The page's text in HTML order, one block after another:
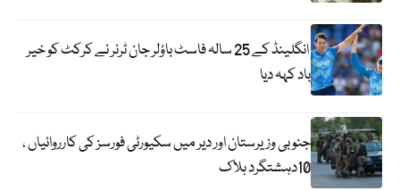
انگلینڈ کے 25 سالہ فاسٹ باؤلر جان ٹرنر نے کرکٹ کو خیر
باد کہہ دیا
جنوبی وزیرستان اور دیر میں سکیورٹی فورسز کی کارروائیاں ،
10دہشتگرد ہلاک